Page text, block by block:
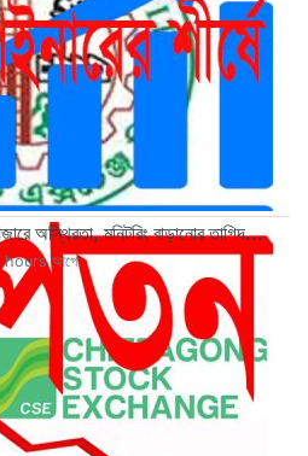
অস্থিরতা, মনিটরিং বাড়ানোর তাগিদ...
hours আগে